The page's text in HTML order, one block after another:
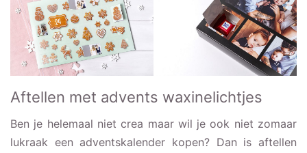
Aftellen met advents waxinelichtjes
Ben je helemaal niet crea maar wil je ook niet zomaar
lukraak een adventskalender kopen? Dan is aftellen